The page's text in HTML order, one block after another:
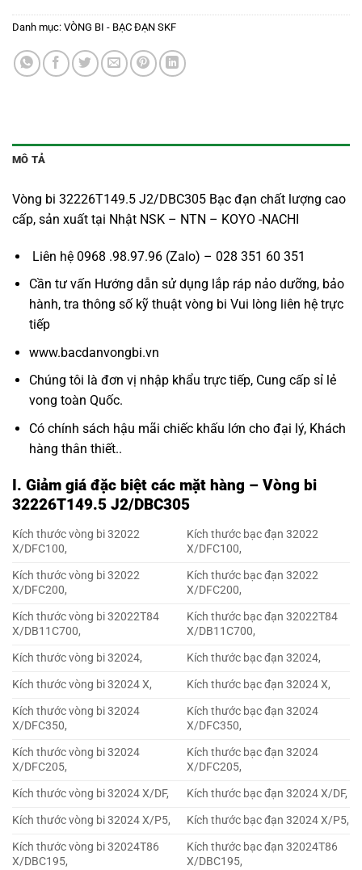
Danh mục: VÒNG BI - BẠC ĐẠN SKF
MÔ TẢ
Vòng bi 32226T149.5 J2/DBC305 Bạc đạn chất lượng cao
cấp, sản xuất tại Nhật NSK – NTN – KOYO -NACHI
Liên hệ 0968 .98.97.96 (Zalo) – 028 351 60 351
Cần tư vấn Hướng dẫn sử dụng lắp ráp nảo dưỡng, bảo
hành, tra thông số kỹ thuật vòng bi Vui lòng liên hệ trực
tiếp
www.bacdanvongbi.vn
Chúng tôi là đơn vị nhập khẩu trực tiếp, Cung cấp sỉ lẻ
vong toàn Quốc.
Có chính sách hậu mãi chiếc khấu lớn cho đại lý, Khách
hàng thân thiết..
I. Giảm giá đặc biệt các mặt hàng – Vòng bi
32226T149.5 J2/DBC305
Kích thước vòng bi 32022
X/DFC100,
Kích thước bạc đạn 32022
X/DFC100,
Kích thước vòng bi 32022
X/DFC200,
Kích thước bạc đạn 32022
X/DFC200,
Kích thước vòng bi 32022T84
X/DB11C700,
Kích thước bạc đạn 32022T84
X/DB11C700,
Kích thước vòng bi 32024,
Kích thước bạc đạn 32024,
Kích thước vòng bi 32024 X,
Kích thước bạc đạn 32024 X,
Kích thước vòng bi 32024
X/DFC350,
Kích thước bạc đạn 32024
X/DFC350,
Kích thước vòng bi 32024
X/DFC205,
Kích thước bạc đạn 32024
X/DFC205,
Kích thước vòng bi 32024 X/DF,
Kích thước bạc đạn 32024 X/DF,
Kích thước vòng bi 32024 X/P5,
Kích thước bạc đạn 32024 X/P5,
Kích thước vòng bi 32024T86
X/DBC195,
Kích thước bạc đạn 32024T86
X/DBC195,